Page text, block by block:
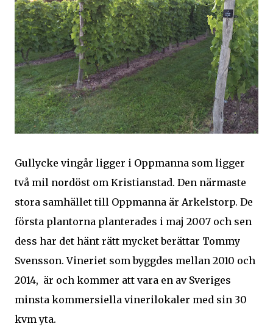
Gullycke vingår ligger i Oppmanna som ligger
två mil nordöst om Kristianstad. Den närmaste
stora samhället till Oppmanna är Arkelstorp. De
första plantorna planterades i maj 2007 och sen
dess har det hänt rätt mycket berättar Tommy
Svensson. Vineriet som byggdes mellan 2010 och
2014, är och kommer att vara en av Sveriges
minsta kommersiella vinerilokaler med sin 30
kvm yta.